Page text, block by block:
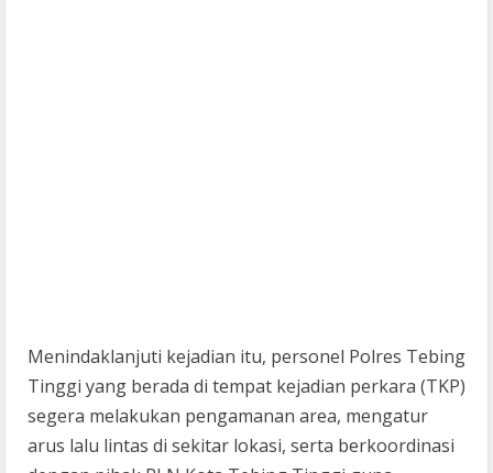
Menindaklanjuti kejadian itu, personel Polres Tebing
Tinggi yang berada di tempat kejadian perkara (TKP)
segera melakukan pengamanan area, mengatur
arus lalu lintas di sekitar lokasi, serta berkoordinasi